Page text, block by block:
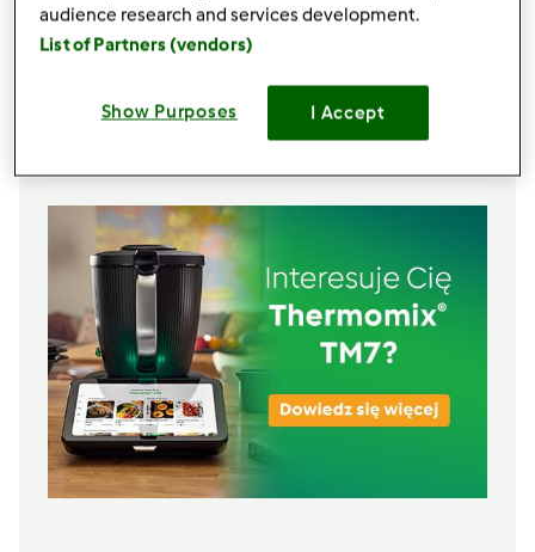
100gorzeszki ziemne, prażone, solone
masa serowa
1000g twaróg,
Lista zakupów
audience research and services development.
List of Partners (vendors)
Show Purposes I Accept